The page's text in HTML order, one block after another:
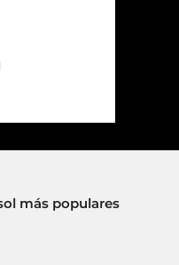
más populares